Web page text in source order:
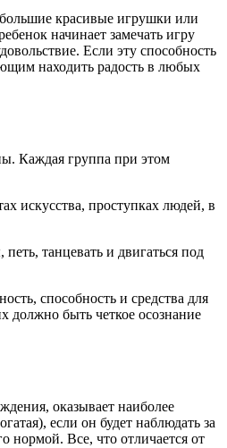
большие красивые игрушки или
начинает замечать игру
Если эту способность
находить радость в любых
Каждая группа при этом
искусства, проступках людей, в
танцевать и двигаться под
способность и средства для
должно быть четкое осознание
оказывает наиболее
если он будет наблюдать за
нормой. Все, что отличается от